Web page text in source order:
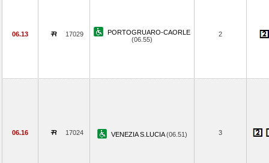
06.13 17029
PORTOGRUARO-CAORLE
(06.55)
2
06.16 17024 VENEZIA S.LUCIA(06.51) 3